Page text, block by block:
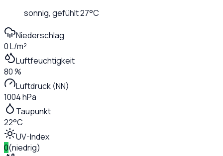
sonnig, gefühlt27°C
Niederschlag
0 L/m²
Luftfeuchtigkeit
80 %
Luftdruck (NN)
1004 hPa
Taupunkt
22°C
UV-Index
0(niedrig)